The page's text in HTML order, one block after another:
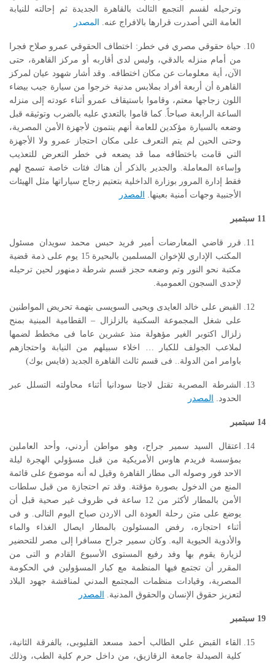
وترحيله لقسم التجمع الثالث بالقاهرة الجديدة ثم إحالته للنيابة
العامة التي أصدرت قرارها بالافراج عنه.
المصدر
حياة حقوقي مصري في خطر: اختطاف الحقوقي عمرو صلاح فجرا
من أمام منزله بالدقي، وليس لدى أقاربه أو مركز القاهرة، حتى
الآن، أية معلومات عن مكان اختطافه. وقد أشار شهود عيان لمركز
القاهرة أن أربعة أفراد بملابس مدنية خرجوا من سيارة جيب بيضاء
اللون زجاجها معتم، وقاموا باستيقاف عمرو أثناء عودته إلى منزله
الساعة الرابعة صباحاً. كما قاموا بالتعدي عليه بالضرب وتوثيقه قبل
وضعه بالسيارة مؤكدين للعامة أنهم ينتمون لأجهزة الأمن المصرية،
وحتى الحين لم يتم التعرف على مكان احتجاز عمرو ولا الأجهزة
التي قامت باختطافه مما قد يضعه في خطر التعرض للتعذيب
وإساءة المعاملة. والجدير بالذكر أن هناك فئات خاصة تسمح لهم
فقط إدارة المرور بوزارة الداخلية بتعتيم زجاج سياراتها مثل الهيئات
الأجنبية وجهات أمنية بعينها.
المصدر
11 سبتمبر
قرر قاضي المعارضات أمير فريد حبس محمد سويدان مسئول
المكتب الإداري للإخوان المسلمين بالبحيرة 15 يوم على ذمة قضية
مكتبة نحو النور وتم وضعه حجز قسم شرطة دمنهور لحين ترحيله
لإحدى السجون العمومية.
القبض على خالد العايدى ويحيى السويسى بتهمة تحريض المواطنين
على شغل المجموعة السكنية بالزلزال – القطامية المبنية بمنح
زلزال اكتوبر الغير مؤهولة منذ عشرين عاما فى مخطط لضمها
لملاعب الجولف للكبار … اخلاء سبيلهم من النيابة واحتجازهم
باوامر امن الدولة.. فى قسم ثالث القاهرة الجديد (فايس بوك)
الشرطة المصرية تقتل لاجئا سودانيا أثناء محاولته التسلل عبر
الحدود.
المصدر
14 سبتمبر
اعتقال السيد سمير جراح، وهو مواطن أردني، وأحد العاملين
بمؤسسة فريدم هاوس الأمريكية من قبل مسؤولي الهجرة ليلة
الاحد فور وصوله الى مطار القاهرة وقيل له أنه موضوع على قائمة
المنع من الدخول بصورة مؤقتة. وقد تم احتجازة من قبل سلطات
الأمن بالمطار لأكثر من 12 ساعة في ظروف غير صحية قبل أن
يوضع على متن رحلة العودة الى الاردن صباح اليوم التالى. و فى
أثناء احتجازه، رفض المسئولون بالمطار ايصال الغذاء والماء
والأدوية الحيوية اليه. وكان سمير جراح مسافرا إلى مصر للتحضير
لزيارة يقوم بها وفد رفيع المستوى الأسبوع القادم و التى من
المقرر أن تجتمع فيها المنظمة مع كبار المسؤولين في الحكومة
المصرية، وقيادات منظمات المجتمع المدني لمناقشة جهود البلاد
لتعزيز حقوق الإنسان والحقوق المدنية.
المصدر
19 سبتمبر
القاء القبض علي الطالب أحمد مسعد القليوبى، بالفرقة الثانية،
كلية الصيدلة جامعة الزقازيق، من داخل حرم كلية الطب، وذلك